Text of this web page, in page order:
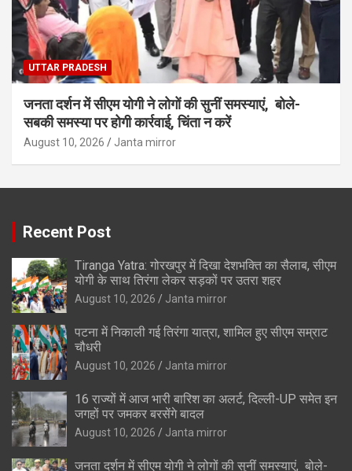
UTTAR PRADESH
जनता दर्शन में सीएम योगी ने लोगों की सुनीं समस्याएं, बोले-
सबकी समस्या पर होगी कार्रवाई, चिंता न करें
August 10, 2026 Janta mirror
Recent Post
Tiranga Yatra: गोरखपुर में दिखा देशभक्ति का सैलाब, सीएम
योगी के साथ तिरंगा लेकर सड़कों पर उतरा शहर
August 10, 2026 Janta mirror
पटना में निकाली गई तिरंगा यात्रा, शामिल हुए सीएम सम्राट
चौधरी
August 10, 2026 Janta mirror
16 राज्यों में आज भारी बारिश का अलर्ट, दिल्ली-UP समेत इन
जगहों पर जमकर बरसेंगे बादल
August 10, 2026 Janta mirror
जनता दर्शन में सीएम योगी ने लोगों की सुनीं समस्याएं, बोले-